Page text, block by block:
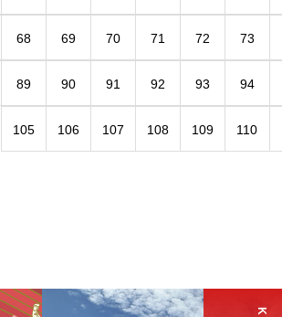
68 69 70 71 72 73
89 90 91 92 93 94
105 106 107 108 109 110